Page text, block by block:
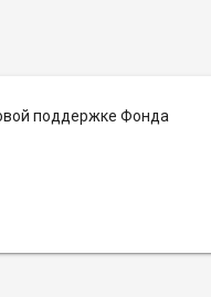
поддержке Фонда